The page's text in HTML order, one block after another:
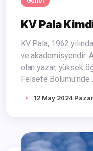
KV Pala
KV Pala, 1962 yılında İstanbul'da doğmuş, Türk yazar
ve akademisyendir.
olan yazar, yüksek
Felsefe Bölümü'nde
12 May 2024 Pazar